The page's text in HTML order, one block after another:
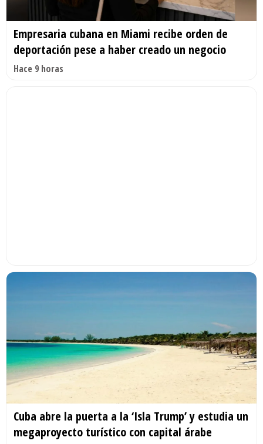
Empresaria cubana en Miami recibe orden de
deportación pese a haber creado un negocio
Hace 9 horas
Cuba abre la puerta a la ‘Isla Trump’ y estudia un
megaproyecto turístico con capital árabe